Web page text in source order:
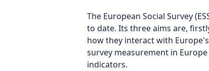
The European Social Survey
to date. Its three aims are,
how they interact with
survey measurement in
indicators.